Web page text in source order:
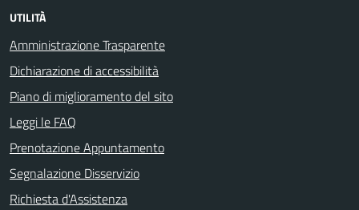
UTILITÀ
Amministrazione Trasparente
Dichiarazione di accessibilità
Piano di miglioramento del sito
Leggi le FAQ
Prenotazione Appuntamento
Segnalazione Disservizio
Richiesta d'Assistenza